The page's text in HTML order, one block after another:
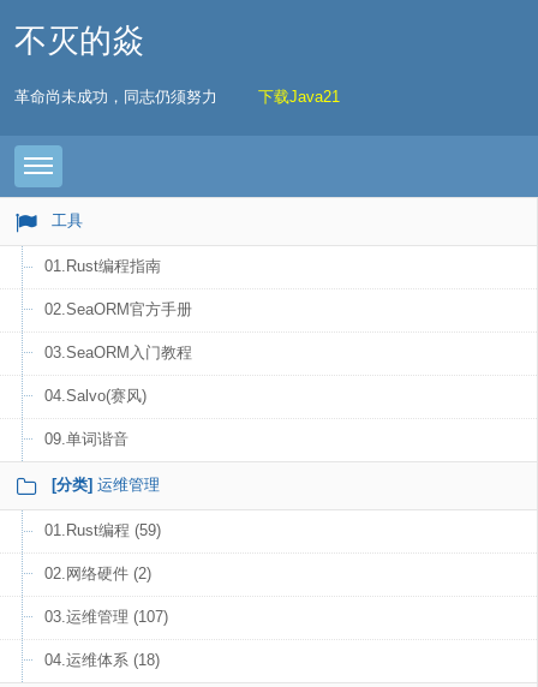
不灭的焱
革命尚未成功，同志仍须努力 下载Java21
Toggle navigation
工具
01.Rust编程指南
02.SeaORM官方手册
03.SeaORM入门教程
04.Salvo(赛风)
09.单词谐音
[分类] 运维管理
01.Rust编程 (59)
02.网络硬件 (2)
03.运维管理 (107)
04.运维体系 (18)